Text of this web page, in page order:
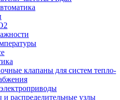
клапаны для систем тепло-
и распределительные узлы